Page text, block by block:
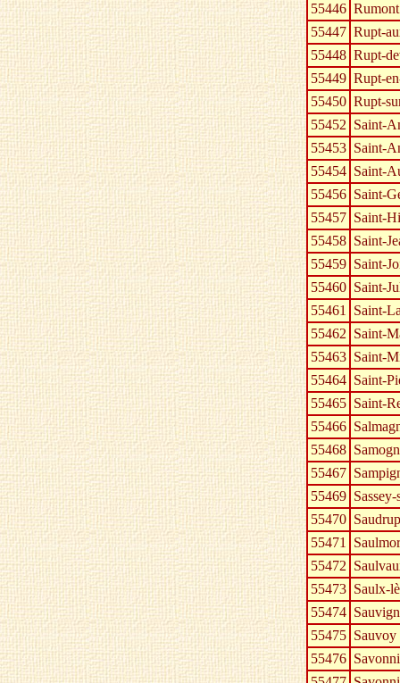
55446 Rumont
55447 Rupt-
55448 Rupt-
55449 Rupt-
55450 Rupt-
55452 Saint-
55453 Saint-
55454 Saint-
55456 Saint-
55457 Saint-
55458 Saint-
55459 Saint-
55460 Saint-
55461 Saint-
55462 Saint-
55463 Saint-
55464 Saint-
55465 Saint-
55466
55468
55467
55469
55470
55471
55472
55473 Saulx-
55474
55475 Sauvoy
55476